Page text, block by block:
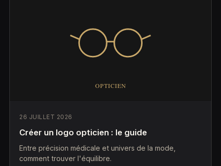
26 JUILLET 2026
Créer un logo opticien : le guide
Entre précision médicale et univers de la mode,
comment trouver l'équilibre.